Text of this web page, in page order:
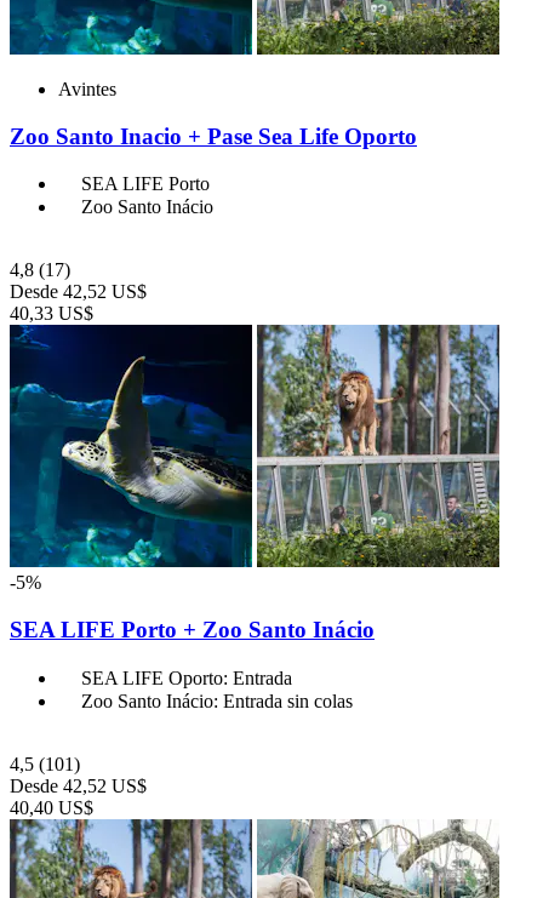
Avintes
Zoo Santo Inacio + Pase Sea Life Oporto
SEA LIFE Porto
Zoo Santo Inácio
4,8 (17)
Desde 42,52 US$
40,33 US$
-5%
SEA LIFE Porto + Zoo Santo Inácio
SEA LIFE Oporto: Entrada
Zoo Santo Inácio: Entrada sin colas
4,5 (101)
Desde 42,52 US$
40,40 US$